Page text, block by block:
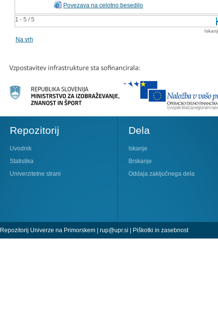
1 - 5 / 5
Povezava na celotno besedilo
Na vrh
Repozitorij
Uvodnik
Statistika
Univerzitetne strani
Dela
Iskanje
Brskanje
Oddaja zaključnega dela
Repozitorij Univerze na Primorskem | rup@upr.si | Piškotki in zasebnost